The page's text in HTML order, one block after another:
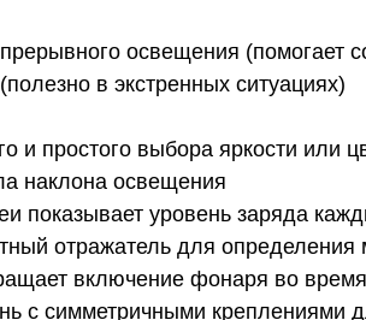
освещения (помогает
в экстренных ситуациях)
и простого выбора яркости или
наклона освещения
показывает уровень заряда
отражатель для
включение фонаря во
с симметричными креплениями